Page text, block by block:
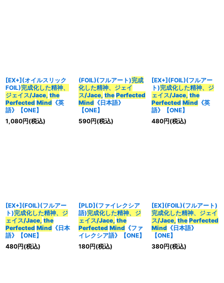
[EX+](オイルスリック
FOIL)完成化した精神、
ジェイス/Jace, the
Perfected Mind 《英
語》【ONE】
1,080円(税込)
(FOIL)(フルアート)完成
化した精神、ジェイ
ス/Jace, the Perfected
Mind《日本語》
【ONE】
590円(税込)
[EX+](FOIL)(フルアー
ト)完成化した精神、ジ
ェイス/Jace, the
Perfected Mind《英
語》【ONE】
480円(税込)
[EX+](FOIL)(フルアー
ト)完成化した精神、ジ
ェイス/Jace, the
Perfected Mind 《日本
語》【ONE】
480円(税込)
[PLD](ファイレクシア
語)完成化した精神、ジ
ェイス/Jace, the
Perfected Mind《ファ
イレクシア語》【ONE】
180円(税込)
[EX](FOIL)(フルアート)
完成化した精神、ジェイ
ス/Jace, the Perfected
Mind《日本語》
【ONE】
380円(税込)